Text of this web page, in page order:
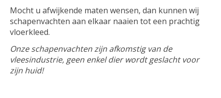
Mocht u afwijkende maten wensen, dan kunnen wij
schapenvachten aan elkaar naaien tot een prachtig
vloerkleed.
Onze schapenvachten zijn afkomstig van de
vleesindustrie, geen enkel dier wordt geslacht voor
zijn huid!